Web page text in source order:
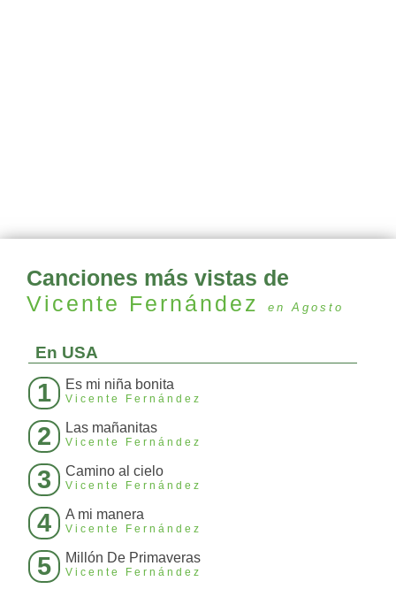
Canciones más vistas de
Vicente Fernández
en Agosto
En USA
1 Es mi niña bonita
Vicente Fernández
2 Las mañanitas
Vicente Fernández
3 Camino al cielo
Vicente Fernández
4 A mi manera
Vicente Fernández
5 Millón De Primaveras
Vicente Fernández